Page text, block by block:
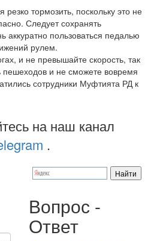
резко тормозить, поскольку это не
Следует сохранять
аккуратно пользоваться педалью
рулем.
и не превышайте скорость, так
пешеходов и не сможете вовремя
сотрудники Муфтията РД к
на наш канал
.
Вопрос -
Ответ